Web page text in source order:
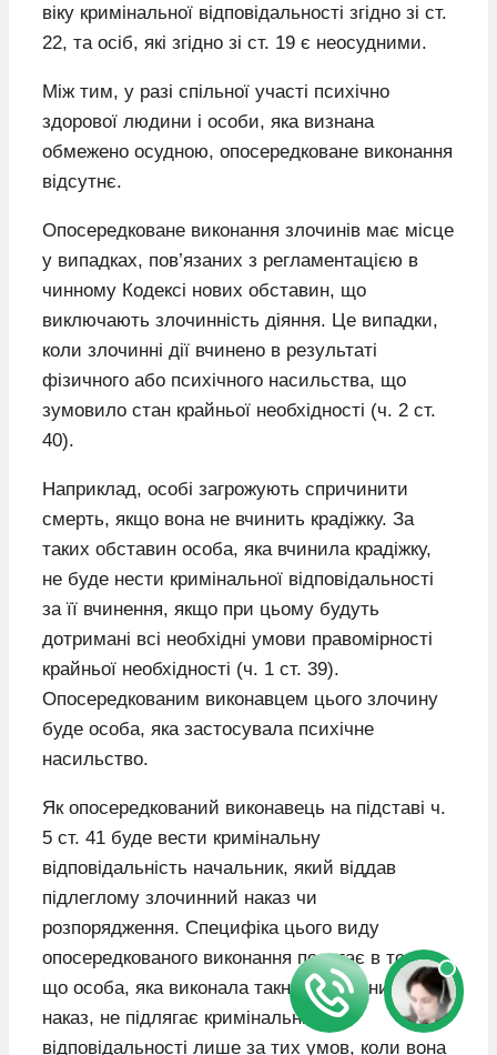
віку кримінальної відповідальності згідно зі ст.
22, та осіб, які згідно зі ст. 19 є неосудними.
Між тим, у разі спільної участі психічно
здорової людини і особи, яка визнана
обмежено осудною, опосередковане виконання
відсутнє.
Опосередковане виконання злочинів має місце
у випадках, пов’язаних з регламентацією в
чинному Кодексі нових обставин, що
виключають злочинність діяння. Це випадки,
коли злочинні дії вчинено в результаті
фізичного або психічного насильства, що
зумовило стан крайньої необхідності (ч. 2 ст.
40).
Наприклад, особі загрожують спричинити
смерть, якщо вона не вчинить крадіжку. За
таких обставин особа, яка вчинила крадіжку,
не буде нести кримінальної відповідальності
за її вчинення, якщо при цьому будуть
дотримані всі необхідні умови правомірності
крайньої необхідності (ч. 1 ст. 39).
Опосередкованим виконавцем цього злочину
буде особа, яка застосувала психічне
насильство.
Як опосередкований виконавець на підставі ч.
5 ст. 41 буде вести кримінальну
відповідальність начальник, який віддав
підлеглому злочинний наказ чи
розпорядження. Специфіка цього виду
опосередкованого виконання полягає в тому,
що особа, яка виконала такни злочинний
наказ, не підлягає кримінальній
відповідальності лише за тих умов, коли вона